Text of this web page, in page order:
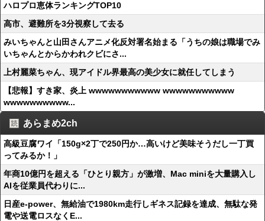
ハロプロ恵体ランキングTOP10
高市、避難所を3分視察して去る
みいちゃんと山田さんアニメ化反対署名始まる「うちの娘は職場でみ
いちゃんとからかわれクビにさ...
上村麗菜ちゃん、現アイドル界最高の美少女に就任してしまう
【悲報】すき家、炎上 wwwwwwwwwww wwwwwwwwwww
wwwwwwwwww...
あらまめ2ch
高級豆腐ワイ「150g×2丁で250円か…高いけど美味そうだし一丁買
ってみるか！」
年商10億円を超える「ひとり親方」が激増、Mac miniを大量購入し
AIを従業員代わりに...
日産e-power、無給油で1980km走行しギネス記録を達成、無駄な発
電や送電ロスなくE...